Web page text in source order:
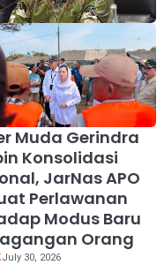
Muda Gerindra
Konsolidasi
JarNas APO
Perlawanan
Modus Baru
Orang
July 30, 2026